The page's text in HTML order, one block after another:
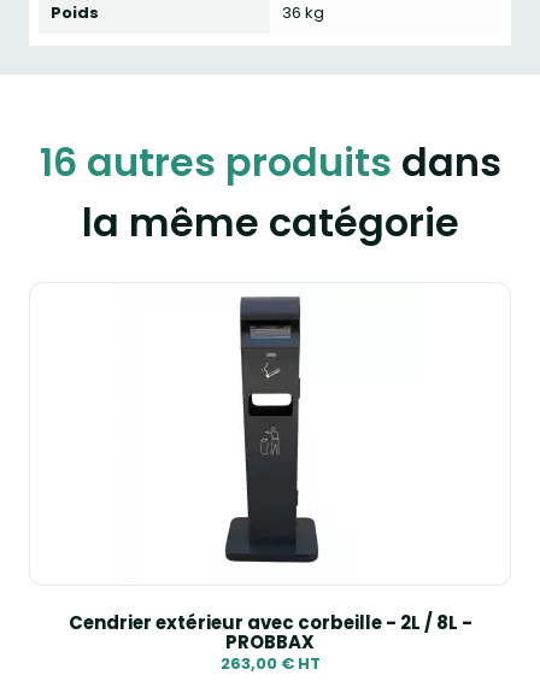
Poids
36 kg
16 autres produits dans
la même catégorie
Cendrier extérieur avec corbeille - 2L / 8L -
PROBBAX
263,00 € HT